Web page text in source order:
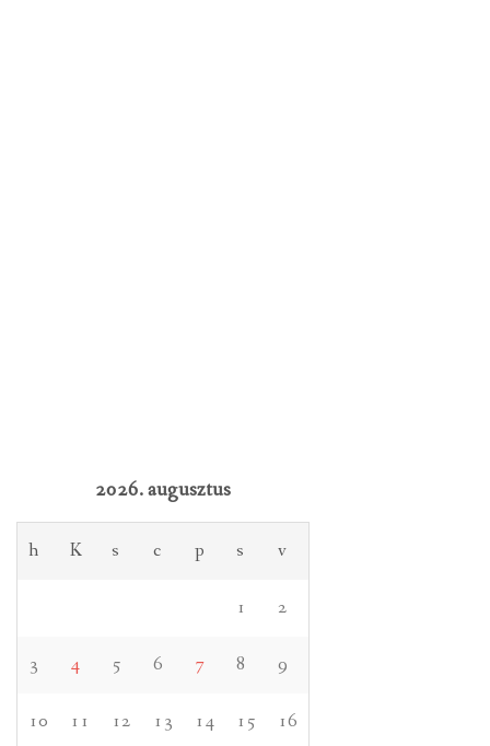
2026. augusztus
h K s c p s v
1 2
3 4 5 6 7 8 9
10 11 12 13 14 15 16